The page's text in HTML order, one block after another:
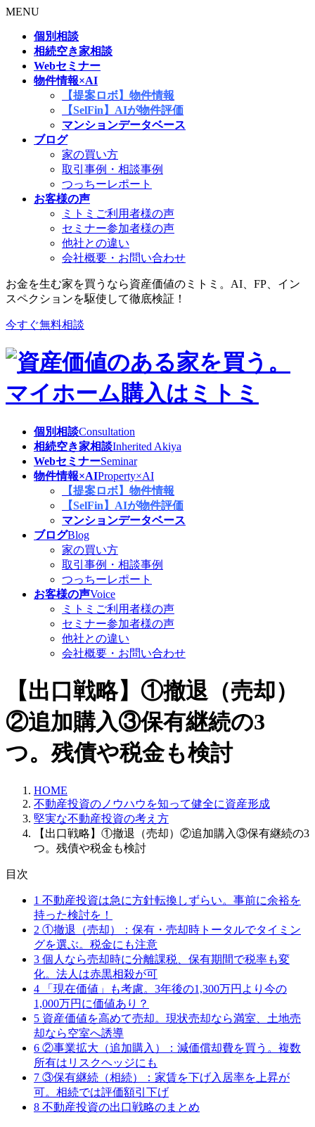
MENU
個別相談
相続空き家相談
Webセミナー
物件情報×AI
【提案ロボ】物件情報
【SelFin】AIが物件評価
マンションデータベース
ブログ
家の買い方
取引事例・相談事例
つっちーレポート
お客様の声
ミトミご利用者様の声
セミナー参加者様の声
他社との違い
会社概要・お問い合わせ
お金を生む家を買うなら資産価値のミトミ。AI、FP、イン
スペクションを駆使して徹底検証！
今すぐ無料相談
個別相談Consultation
相続空き家相談Inherited Akiya
WebセミナーSeminar
物件情報×AIProperty×AI
【提案ロボ】物件情報
【SelFin】AIが物件評価
マンションデータベース
ブログBlog
家の買い方
取引事例・相談事例
つっちーレポート
お客様の声Voice
ミトミご利用者様の声
セミナー参加者様の声
他社との違い
会社概要・お問い合わせ
【出口戦略】①撤退（売却）
②追加購入③保有継続の3
つ。残債や税金も検討
HOME
不動産投資のノウハウを知って健全に資産形成
堅実な不動産投資の考え方
【出口戦略】①撤退（売却）②追加購入③保有継続の3
つ。残債や税金も検討
目次
1 不動産投資は急に方針転換しずらい。事前に余裕を
持った検討を！
2 ①撤退（売却）：保有・売却時トータルでタイミン
グを選ぶ。税金にも注意
3 個人なら売却時に分離課税、保有期間で税率も変
化。法人は赤黒相殺が可
4 「現在価値」も考慮。3年後の1,300万円より今の
1,000万円に価値あり？
5 資産価値を高めて売却。現状売却なら満室、土地売
却なら空室へ誘導
6 ②事業拡大（追加購入）：減価償却費を買う。複数
所有はリスクヘッジにも
7 ③保有継続（相続）：家賃を下げ入居率を上昇が
可。相続では評価額引下げ
8 不動産投資の出口戦略のまとめ